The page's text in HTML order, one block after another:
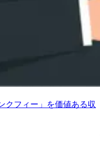
クフィー」を価値ある収